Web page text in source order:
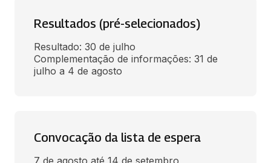
Resultados (pré-selecionados)
Resultado: 30 de julho
Complementação de informações: 31 de
julho a 4 de agosto
Convocação da lista de espera
7 de agosto até 14 de setembro